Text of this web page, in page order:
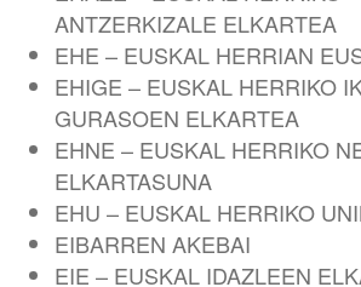
ANTZERKIZALE ELKARTEA
EHE – EUSKAL HERRIAN
EHIGE – EUSKAL HERRIKO
GURASOEN ELKARTEA
EHNE – EUSKAL HERRIKO
ELKARTASUNA
EHU – EUSKAL HERRIKO
EIBARREN AKEBAI
EIE – EUSKAL IDAZLEEN